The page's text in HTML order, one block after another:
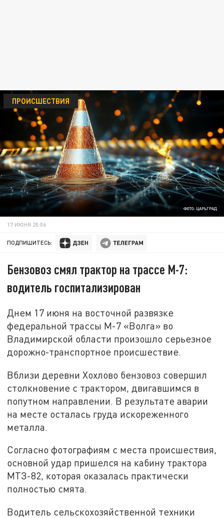
ФОТО: ЦАРЬГРАД
ПРОИСШЕСТВИЯ
17 ИЮНЯ 20:06
ПОДПИШИТЕСЬ:
Бензовоз смял трактор на трассе М-7:
водитель госпитализирован
Днем 17 июня на восточной развязке
федеральной трассы М-7 «Волга» во
Владимирской области произошло серьезное
дорожно-транспортное происшествие.
Вблизи деревни Хохлово бензовоз совершил
столкновение с трактором, двигавшимся в
попутном направлении. В результате аварии
на месте осталась груда искореженного
металла.
Согласно фотографиям с места происшествия,
основной удар пришелся на кабину трактора
МТЗ-82, которая оказалась практически
полностью смята.
Водитель сельскохозяйственной техники